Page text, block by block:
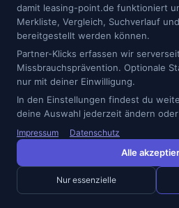
Nutzung
Planbar
mehrere
Jahre
Kostenstruktur
Rate plus
separate
Flexibilität
Geringer,
Fahrzeugauswahl
Breiter bei
Laufzeit
damit leasing-point.de funktioniert
Merkliste, Vergleich, Suchverlauf
bereitgestellt werden können.
Partner-Klicks erfassen wir
Missbrauchsprävention. Optionale
nur mit deiner Einwilligung.
In den Einstellungen findest du
deine Auswahl jederzeit ändern
Impressum Datenschutz
Alle
Nur essenzielle